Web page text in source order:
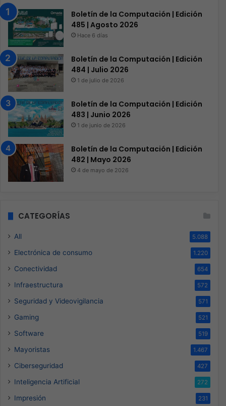
Boletín de la Computación | Edición
485 | Agosto 2026
Hace 6 días
Boletín de la Computación | Edición
484 | Julio 2026
1 de julio de 2026
Boletín de la Computación | Edición
483 | Junio 2026
1 de junio de 2026
Boletín de la Computación | Edición
482 | Mayo 2026
4 de mayo de 2026
CATEGORÍAS
All 5.088
Electrónica de consumo 1.220
Conectividad 654
Infraestructura 572
Seguridad y Videovigilancia 571
Gaming 521
Software 519
Mayoristas 1.467
Ciberseguridad 427
Inteligencia Artificial 272
Impresión 231